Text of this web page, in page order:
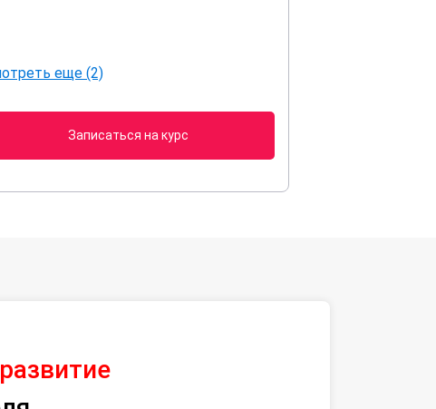
еще (2)
Записаться на курс